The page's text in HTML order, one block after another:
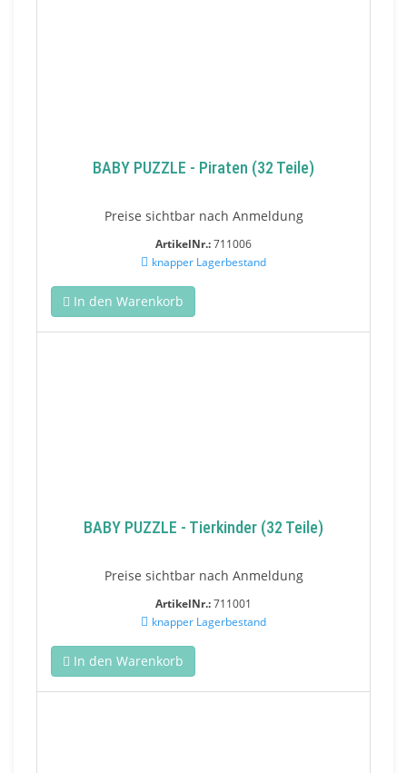
BABY PUZZLE - Piraten (32 Teile)
Preise sichtbar nach Anmeldung
ArtikelNr.:711006
knapper Lagerbestand
In den Warenkorb
BABY PUZZLE - Tierkinder (32 Teile)
Preise sichtbar nach Anmeldung
ArtikelNr.:711001
knapper Lagerbestand
In den Warenkorb